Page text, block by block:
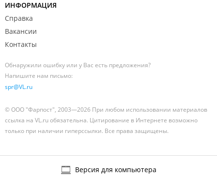
ИНФОРМАЦИЯ
Справка
Вакансии
Контакты
Обнаружили ошибку или у Вас есть предложения?
Напишите нам письмо:
spr@VL.ru
© ООО "Фарпост", 2003—2026 При любом использовании материалов
ссылка на VL.ru обязательна. Цитирование в Интернете возможно
только при наличии гиперссылки. Все права защищены.
Версия для компьютера